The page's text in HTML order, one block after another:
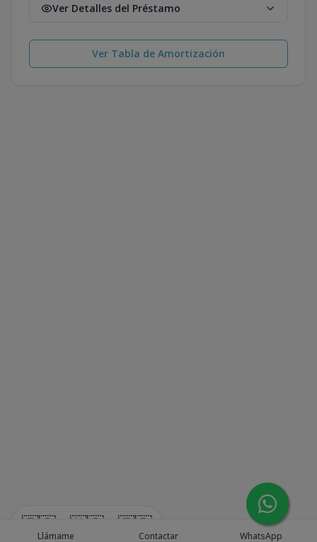
🇪🇸 🇺🇸 🇫🇷
Ver Detalles del Préstamo
Ver Tabla de Amortización
Llámame Contactar WhatsApp